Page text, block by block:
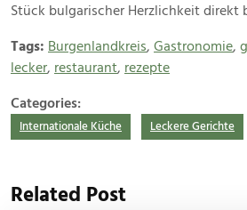
Stück bulgarischer Herzlichkeit direkt
Tags: Burgenlandkreis, Gastronomie,
lecker, restaurant, rezepte
Categories:
Internationale Küche Leckere Gerichte
Related Post